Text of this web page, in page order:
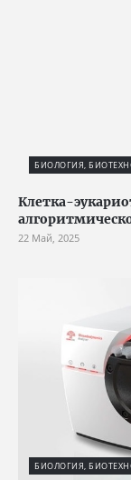
БИОЛОГИЯ,
Клетка-
22 Май, 2025
БИОЛОГИЯ,